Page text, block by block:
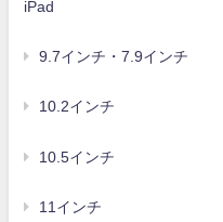
iPad
9.7インチ・7.9インチ
10.2インチ
10.5インチ
11インチ